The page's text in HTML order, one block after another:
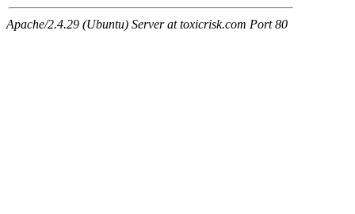
Apache/2.4.29 (Ubuntu) Server at toxicrisk.com Port 80